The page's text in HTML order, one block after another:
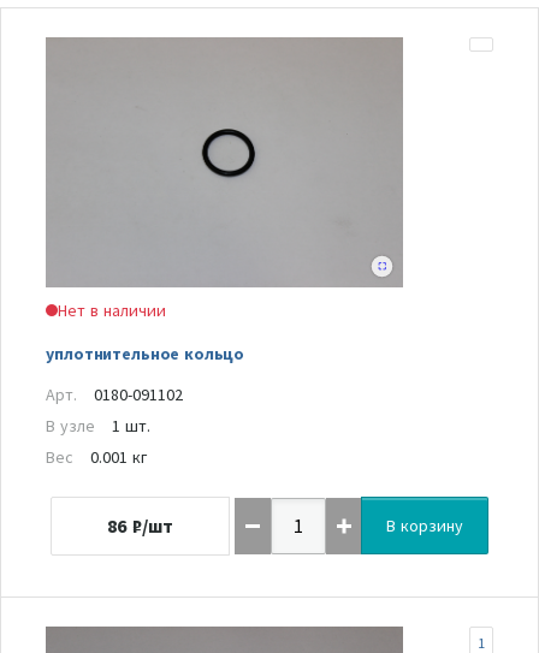
Нет в наличии
уплотнительное кольцо
Арт.
0180-091102
В узле
1 шт.
Вес
0.001 кг
86 ₽/шт В корзину
1